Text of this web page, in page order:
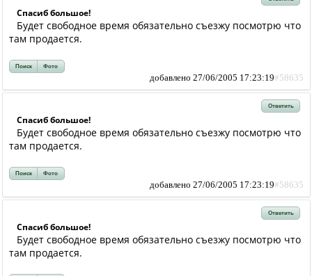
Спасиб большое!
Будет свободное время обязательно съезжу посмотрю что
там продается.
Поиск Фото
добавлено 27/06/2005 17:23:19#58635
Ответить
Спасиб большое!
Будет свободное время обязательно съезжу посмотрю что
там продается.
Поиск Фото
добавлено 27/06/2005 17:23:19#58635
Ответить
Спасиб большое!
Будет свободное время обязательно съезжу посмотрю что
там продается.